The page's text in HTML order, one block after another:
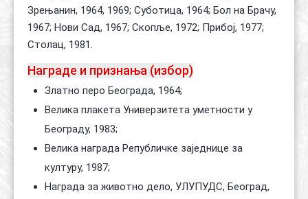
Зрењанин, 1964, 1969; Суботица, 1964; Бол на Брачу,
1967; Нови Сад, 1967; Скопље, 1972; Прибој, 1977;
Столац, 1981.
Награде и признања (избор)
Златно перо Београда, 1964;
Велика плакета Универзитета уметности у
Београду, 1983;
Велика награда Републичке заједнице за
културу, 1987;
Награда за животно дело, УЛУПУДС, Београд,